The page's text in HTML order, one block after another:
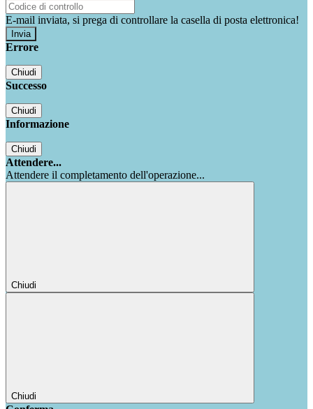
E-mail inviata, si prega di controllare la casella di posta elettronica!
Errore
Chiudi
Successo
Chiudi
Informazione
Chiudi
Attendere...
Attendere il completamento dell'operazione...
Chiudi
Chiudi